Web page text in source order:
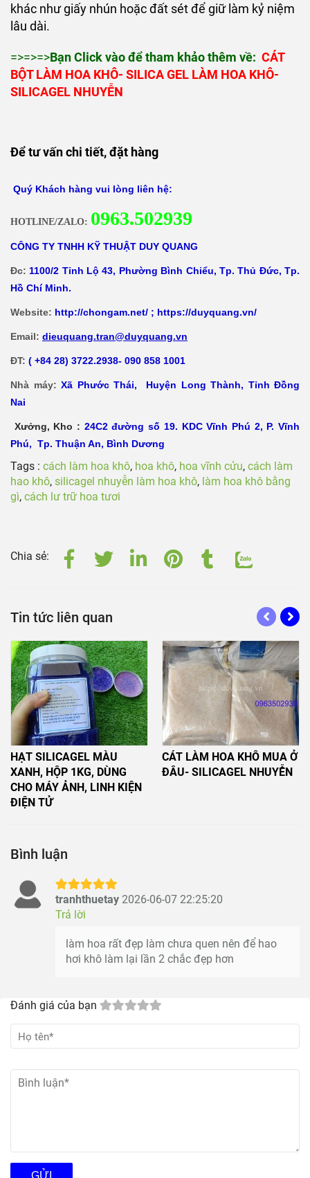
khác như giấy nhún hoặc đất sét để giữ làm kỷ niệm
lâu dài.
=>=>=>Bạn Click vào để tham khảo thêm về: CÁT
BỘT LÀM HOA KHÔ- SILICA GEL LÀM HOA KHÔ-
SILICAGEL NHUYỄN
Để tư vấn chi tiết, đặt hàng
Quý Khách hàng vui lòng liên hệ:
HOTLINE/ZALO: 0963.502939
CÔNG TY TNHH KỸ THUẬT DUY QUANG
Đc: 1100/2 Tỉnh Lộ 43, Phường Bình Chiểu, Tp. Thủ Đức, Tp.
Hồ Chí Minh.
Website: http://chongam.net/ ; https://duyquang.vn/
Email: dieuquang.tran@duyquang.vn
ĐT: ( +84 28) 3722.2938- 090 858 1001
Nhà máy: Xã Phước Thái, Huyện Long Thành, Tỉnh Đồng
Nai
Xưởng, Kho : 24C2 đường số 19. KDC Vĩnh Phú 2, P. Vĩnh
Phú, Tp. Thuận An, Bình Dương
Tags : cách làm hoa khô, hoa khô, hoa vĩnh cửu, cách làm
hao khô, silicagel nhuyễn làm hoa khô, làm hoa khô bằng
gì, cách lư trữ hoa tươi
Chia sẻ:
Tin tức liên quan
HẠT SILICAGEL MÀU
XANH, HỘP 1KG, DÙNG
CHO MÁY ẢNH, LINH KIỆN
ĐIỆN TỬ
CÁT LÀM HOA KHÔ MUA Ở
ĐÂU- SILICAGEL NHUYỄN
Bình luận
tranhthuetay 2026-06-07 22:25:20
Trả lời
làm hoa rất đẹp làm chưa quen nên để hao
hơi khô làm lại lần 2 chắc đẹp hơn
Đánh giá của bạn
GỬI